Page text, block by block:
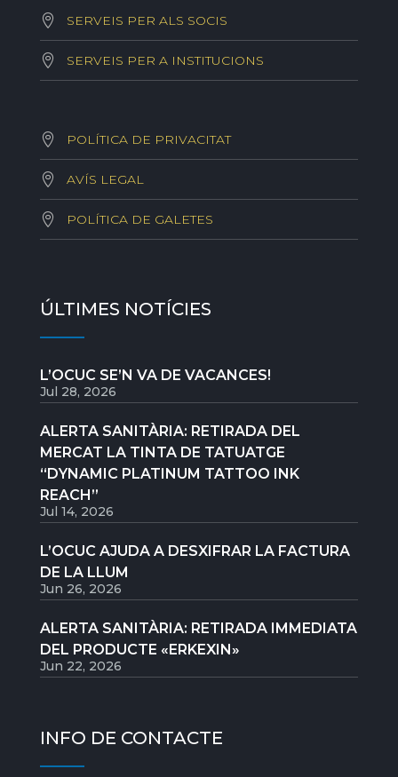
SERVEIS PER ALS SOCIS
SERVEIS PER A INSTITUCIONS
POLÍTICA DE PRIVACITAT
AVÍS LEGAL
POLÍTICA DE GALETES
ÚLTIMES NOTÍCIES
L’OCUC SE’N VA DE VACANCES!
Jul 28, 2026
ALERTA SANITÀRIA: RETIRADA DEL
MERCAT LA TINTA DE TATUATGE
“DYNAMIC PLATINUM TATTOO INK
REACH”
Jul 14, 2026
L’OCUC AJUDA A DESXIFRAR LA FACTURA
DE LA LLUM
Jun 26, 2026
ALERTA SANITÀRIA: RETIRADA IMMEDIATA
DEL PRODUCTE «ERKEXIN»
Jun 22, 2026
INFO DE CONTACTE